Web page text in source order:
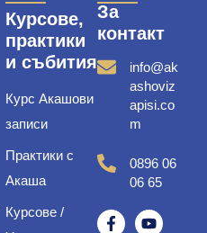
Курсове,
практики
и събития
Курс Акашови
записи
Практики с
Акаша
Курсове /
За
контакт
info@ak
ashoviz
apisi.co
m
0896 06
06 65